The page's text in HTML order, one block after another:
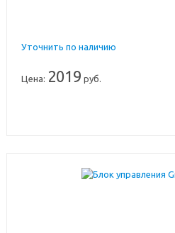
Уточнить по наличию
Цена: 2019 руб.